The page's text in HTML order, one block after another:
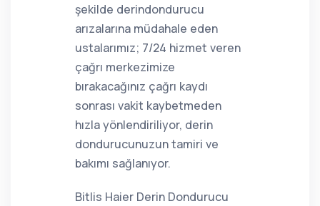
şekilde derindondurucu
arızalarına müdahale eden
ustalarımız; 7/24 hizmet veren
çağrı merkezimize
bırakacağınız çağrı kaydı
sonrası vakit kaybetmeden
hızla yönlendiriliyor, derin
dondurucunuzun tamiri ve
bakımı sağlanıyor.
Bitlis Haier Derin Dondurucu